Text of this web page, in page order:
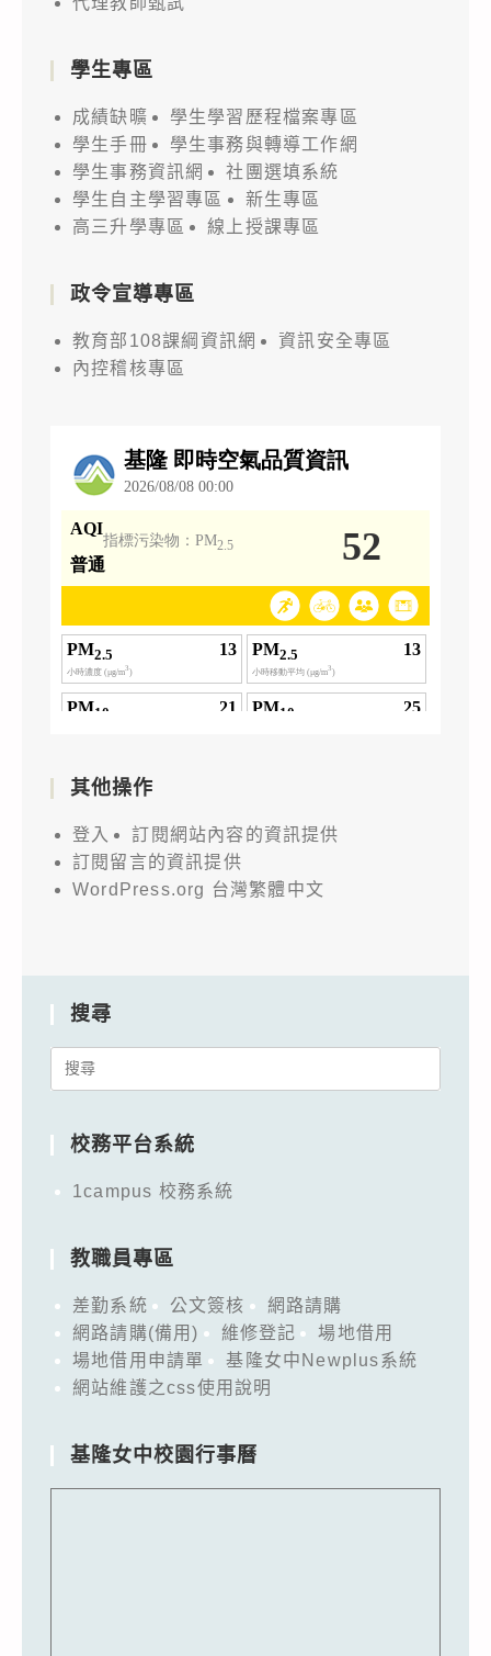
學生專區
成績缺曠
學生學習歷程檔案專區
學生手冊
學生事務與轉導工作網
學生事務資訊網
社團選填系統
學生自主學習專區
新生專區
高三升學專區
線上授課專區
政令宣導專區
教育部108課綱資訊網
資訊安全專區
內控稽核專區
其他操作
登入
訂閱網站內容的資訊提供
訂閱留言的資訊提供
WordPress.org 台灣繁體中文
搜尋
Search
校務平台系統
1campus 校務系統
教職員專區
差勤系統 公文簽核
網路請購
網路請購(備用)
維修登記
場地借用
場地借用申請單
基隆女中Newplus系統
網站維護之css使用說明
基隆女中校園行事曆